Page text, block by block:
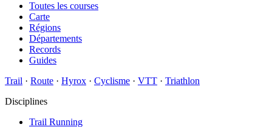
Toutes les courses
Carte
Régions
Départements
Records
Guides
Trail · Route · Hyrox · Cyclisme · VTT · Triathlon
Disciplines
Trail Running